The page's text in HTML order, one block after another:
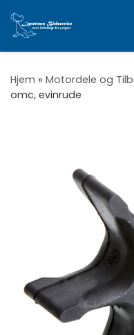
Vis hele indholdet
Hjem » Motordele og
omc, evinrude